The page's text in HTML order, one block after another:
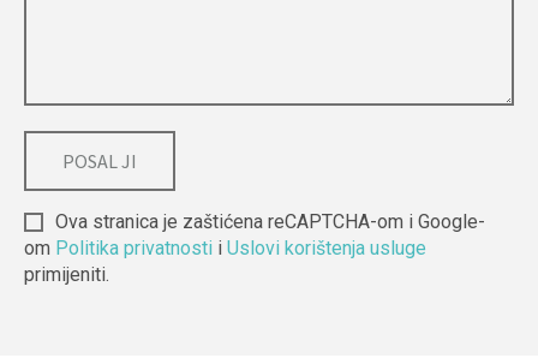
Ova stranica je zaštićena reCAPTCHA-om i Google-
om Politika privatnosti i Uslovi korištenja usluge
primijeniti.